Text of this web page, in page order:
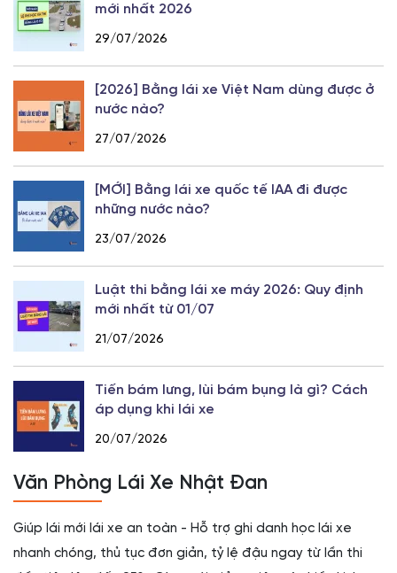
mới nhất 2026
29/07/2026
[2026] Bằng lái xe Việt Nam dùng được ở
nước nào?
27/07/2026
[MỚI] Bằng lái xe quốc tế IAA đi được
những nước nào?
23/07/2026
Luật thi bằng lái xe máy 2026: Quy định
mới nhất từ 01/07
21/07/2026
Tiến bám lưng, lùi bám bụng là gì? Cách
áp dụng khi lái xe
20/07/2026
Văn Phòng Lái Xe Nhật Đan
Giúp lái mới lái xe an toàn - Hỗ trợ ghi danh học lái xe
nhanh chóng, thủ tục đơn giản, tỷ lệ đậu ngay từ lần thi